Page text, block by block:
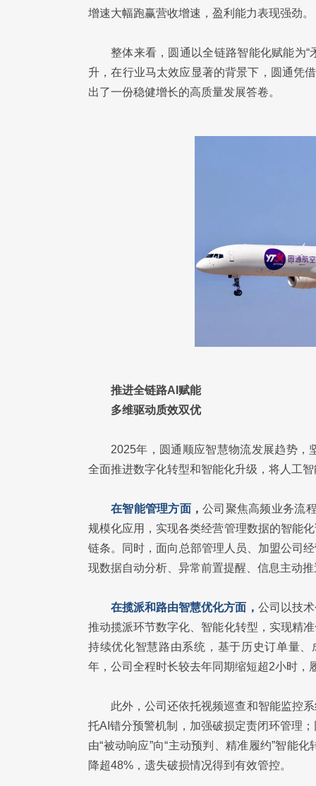
增速大幅跑赢营收增速，盈利能力表现强劲。
整体来看，圆通以全链路智能化赋能为“
升，在行业马太效应显著的背景下，圆通凭
出了一份稳健增长的高质量发展答卷。
推进全链路AI赋能
多维驱动质效双优
2025年，圆通顺应智慧物流发展趋势
全面推进数字化转型和智能化升级，将人工
在智能管理方面，公司聚焦高频业务流
规模化应用，实现各类经营管理数据的智能
链条。同时，面向总部管理人员、加盟公司
现数据自动分析、异常前置提醒、信息主动
在揽派和路由智慧优化方面， 公司以技
推动揽派环节数字化、智能化转型，实现精
持续优化智慧路由系统，基于历史订单量
年，公司全程时长较去年同期缩短超2小时，
此外，公司还依托视频巡查和智能监控
托AI错分预警机制，加强破损定责闭环管理
由“被动响应”向“主动预判、精准履约”智能
降超48%，遗失破损情况得到有效管控。